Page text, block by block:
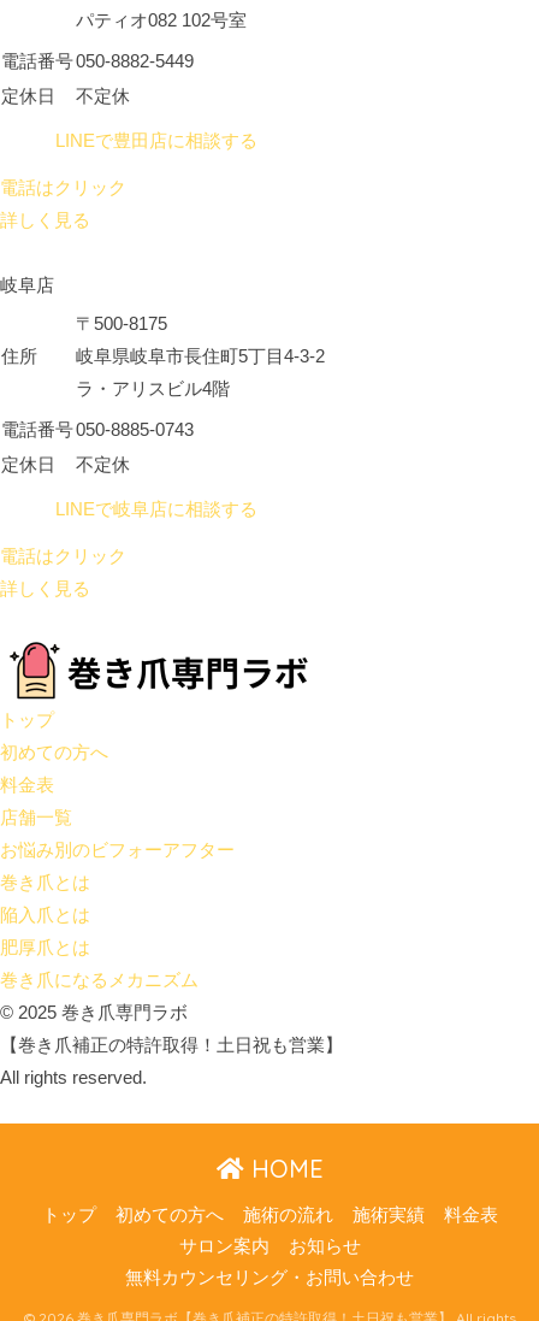
パティオ082 102号室
電話番号050-8882-5449
定休日
不定休
LINEで豊田店に相談する
電話はクリック
詳しく見る
岐阜店
住所
〒500-8175
岐阜県岐阜市長住町5丁目4-3-2
ラ・アリスビル4階
電話番号050-8885-0743
定休日
不定休
LINEで岐阜店に相談する
電話はクリック
詳しく見る
トップ
初めての方へ
料金表
店舗一覧
お悩み別のビフォーアフター
巻き爪とは
陥入爪とは
肥厚爪とは
巻き爪になるメカニズム
© 2025 巻き爪専門ラボ
【巻き爪補正の特許取得！土日祝も営業】
All rights reserved.
HOME
トップ 初めての方へ 施術の流れ 施術実績
料金表
サロン案内
お知らせ
無料カウンセリング・お問い合わせ